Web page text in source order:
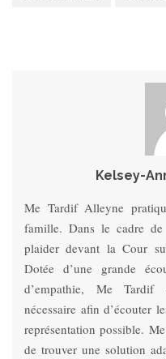
Kelsey-
Me Tardif Alleyne
famille. Dans le cadre de
plaider devant la Cour
Dotée d’une grande
d’empathie, Me Tardif
nécessaire afin d’écouter
représentation possible.
de trouver une solution